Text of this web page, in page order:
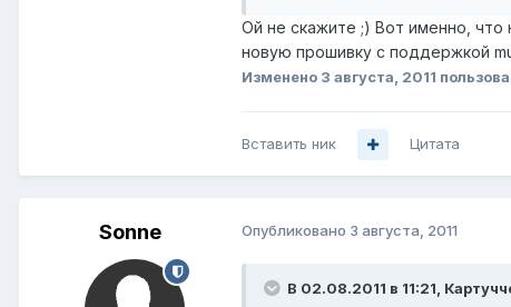
Ой не скажите ;) Вот именно, что
новую прошивку с поддержкой
Изменено 3 августа, 2011
Вставить ник Цитата
Sonne Опубликовано 3 августа, 2011
В 02.08.2011 в 11:21,